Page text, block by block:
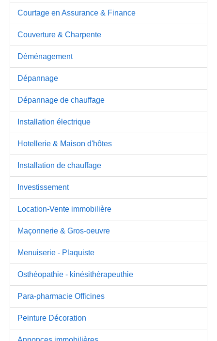
Courtage en Assurance & Finance
Couverture & Charpente
Déménagement
Dépannage
Dépannage de chauffage
Installation électrique
Hotellerie & Maison d'hôtes
Installation de chauffage
Investissement
Location-Vente immobilière
Maçonnerie & Gros-oeuvre
Menuiserie - Plaquiste
Osthéopathie - kinésithérapeuthie
Para-pharmacie Officines
Peinture Décoration